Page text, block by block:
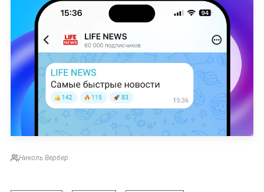
Николь Вербер